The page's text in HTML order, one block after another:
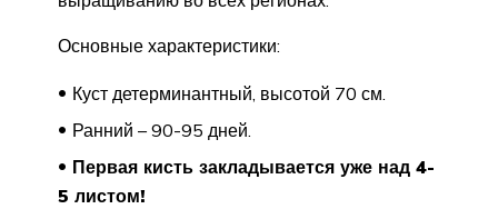
Основные характеристики:
Куст детерминантный, высотой 70 см.
Ранний – 90-95 дней.
Первая кисть закладывается уже над 4-
5 листом!